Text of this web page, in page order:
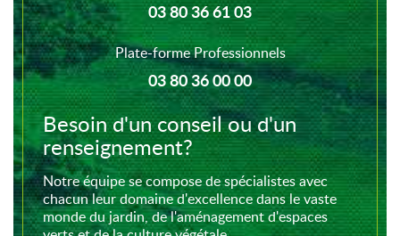
03 80 36 61 03
Plate-forme Professionnels
03 80 36 00 00
Besoin d'un conseil ou d'un
renseignement?
Notre équipe se compose de spécialistes avec
chacun leur domaine d'excellence dans le vaste
monde du jardin, de l'aménagement d'espaces